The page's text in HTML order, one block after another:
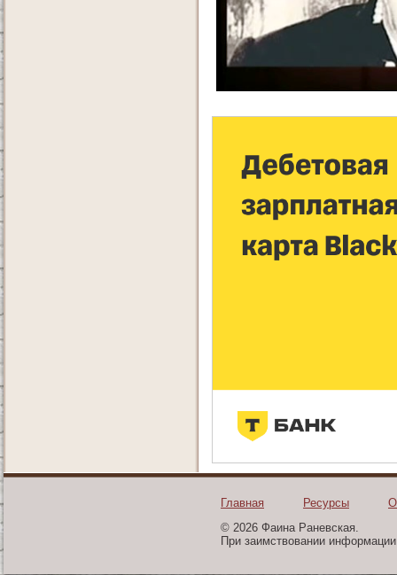
Главная Ресурсы
© 2026 Фаина Раневская.
При заимствовании